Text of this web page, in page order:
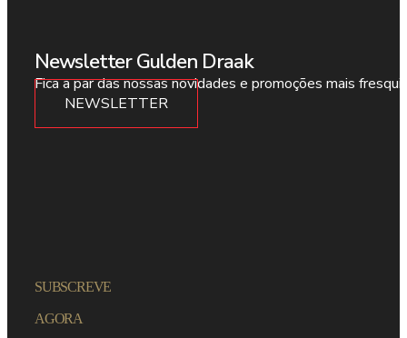
Newsletter Gulden Draak
Fica a par das nossas novidades e promoções mais
NEWSLETTER
SUBSCREVE
AGORA